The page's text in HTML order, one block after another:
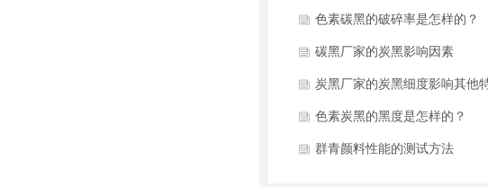
色素碳黑的破碎率是怎样的？
碳黑厂家的炭黑影响因素
炭黑厂家的炭黑细度影响其他
色素炭黑的黑度是怎样的？
群青颜料性能的测试方法